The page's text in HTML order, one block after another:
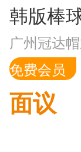
广州冠达
免费会员
面议